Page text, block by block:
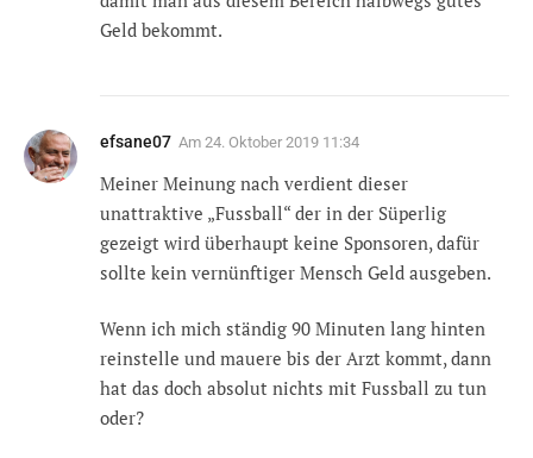
Geld bekommt.
efsane07 Am 24. Oktober 2019 11:34
Meiner Meinung nach verdient dieser
unattraktive „Fussball“ der in der Süperlig
gezeigt wird überhaupt keine Sponsoren, dafür
sollte kein vernünftiger Mensch Geld ausgeben.
Wenn ich mich ständig 90 Minuten lang hinten
reinstelle und mauere bis der Arzt kommt, dann
hat das doch absolut nichts mit Fussball zu tun
oder?